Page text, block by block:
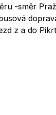
-směr
z a do